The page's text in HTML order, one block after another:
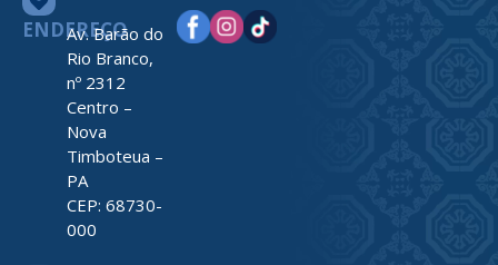
ENDEREÇO
Av. Barão do
Rio Branco,
nº 2312
Centro –
Nova
Timboteua –
PA
CEP: 68730-
000